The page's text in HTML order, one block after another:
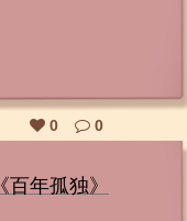
0 0
《百年孤独》